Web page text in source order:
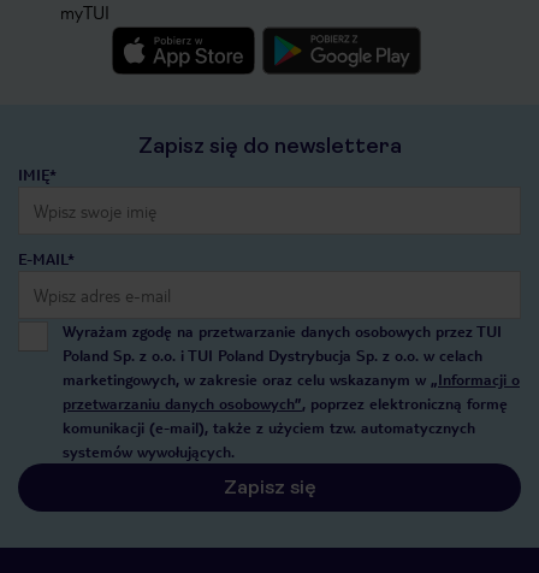
myTUI
Zapisz się do newslettera
IMIĘ*
E-MAIL*
Wyrażam zgodę na przetwarzanie danych osobowych przez TUI
Poland Sp. z o.o. i TUI Poland Dystrybucja Sp. z o.o. w celach
marketingowych, w zakresie oraz celu wskazanym w „Informacji o
przetwarzaniu danych osobowych”, poprzez elektroniczną formę
komunikacji (e-mail), także z użyciem tzw. automatycznych
systemów wywołujących.
Zapisz się